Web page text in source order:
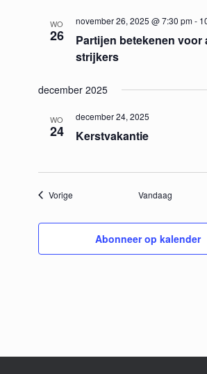
WO
26
Partijen betekenen voor
strijkers
november 26, 2025 @ 7:30 pm-
december 2025
WO
24 Kerstvakantie
december 24, 2025
VorigeEvenementen Vandaag
Abonneer op kalender